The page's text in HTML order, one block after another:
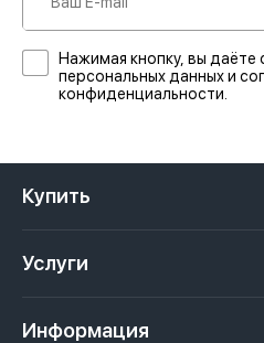
Нажимая кнопку, вы даёте
персональных данных и
конфиденциальности.
Купить
Апартаменты в Дубае
Услуги
Информация